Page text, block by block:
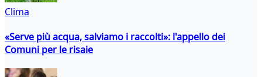
Clima
«Serve più acqua, salviamo i raccolti»: l'appello dei
Comuni per le risaie